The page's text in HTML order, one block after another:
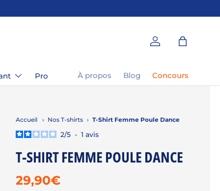
Se connecter
Panier
Pro À propos Blog Concours
Accueil › Nos T-shirts › T-Shirt Femme Poule Dance
2/5 - 1 avis
T-SHIRT FEMME POULE DANCE
29,90€